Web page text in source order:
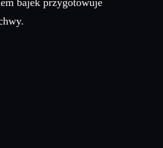
bajek przygotowuje